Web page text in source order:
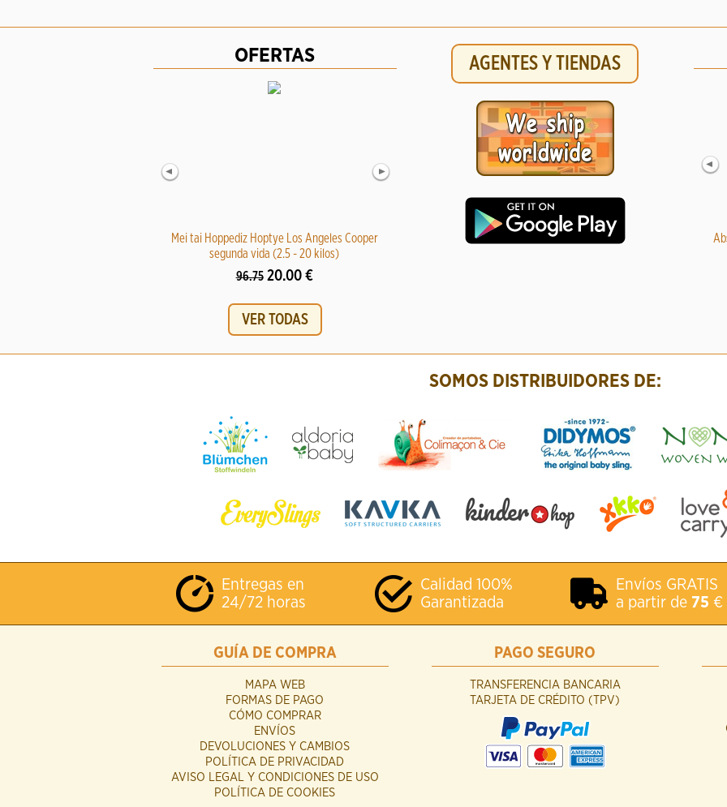
OFERTAS
Mei tai Hoppediz Hoptye Los Angeles Cooper
segunda vida (2.5 - 20 kilos)
96.7520.00 €
Muselina 100% bambú Lennylamb white 120*120
Pack de 6
VER TODAS
AGENTES Y TIENDAS
SOMOS DISTRIBUIDORES DE:
Entregas en
24/72 horas
Calidad 100%
Garantizada
Envíos GRATIS
a partir de 75 €
GUÍA DE COMPRA
MAPA WEB
FORMAS DE PAGO
CÓMO COMPRAR
ENVÍOS
DEVOLUCIONES Y CAMBIOS
POLÍTICA DE PRIVACIDAD
AVISO LEGAL Y CONDICIONES DE USO
POLÍTICA DE COOKIES
PAGO SEGURO
TRANSFERENCIA BANCARIA
TARJETA DE CRÉDITO (TPV)